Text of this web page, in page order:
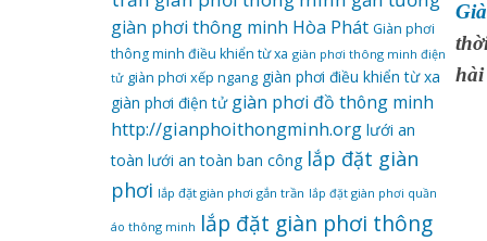
hài
giàn phơi thông minh Hòa Phát Giàn phơi
thông minh điều khiển từ xa giàn phơi thông minh điện
tử giàn phơi xếp ngang giàn phơi điều khiển từ xa
giàn phơi điện tử giàn phơi đồ thông minh
http://gianphoithongminh.org lưới an
toàn lưới an toàn ban công lắp đặt giàn
phơi lắp đặt giàn phơi gắn trần lắp đặt giàn phơi quần
áo thông minh lắp đặt giàn phơi thông